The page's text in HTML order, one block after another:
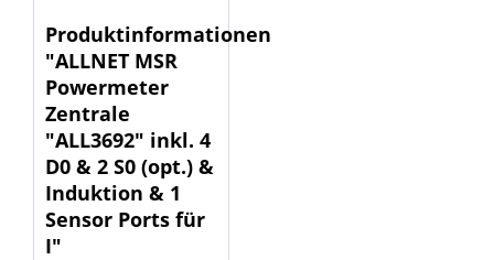
Produktinformationen
"ALLNET MSR
Powermeter
Zentrale
"ALL3692" inkl. 4
D0 & 2 S0 (opt.) &
Induktion & 1
Sensor Ports für
I"